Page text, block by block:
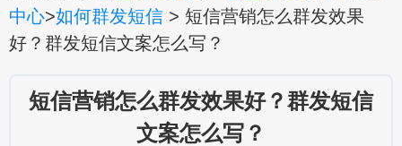
中心>如何群发短信 > 短信营销怎么群发效果
好？群发短信文案怎么写？
短信营销怎么群发效果好？群发短信
文案怎么写？